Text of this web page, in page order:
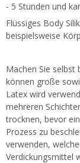
- 5 Stunden und
Flüssiges Body
beispielsweise
Machen Sie
können große
Latex wird
mehreren
trocknen, bevor
Prozess zu
verwenden,
Verdickungsmittel